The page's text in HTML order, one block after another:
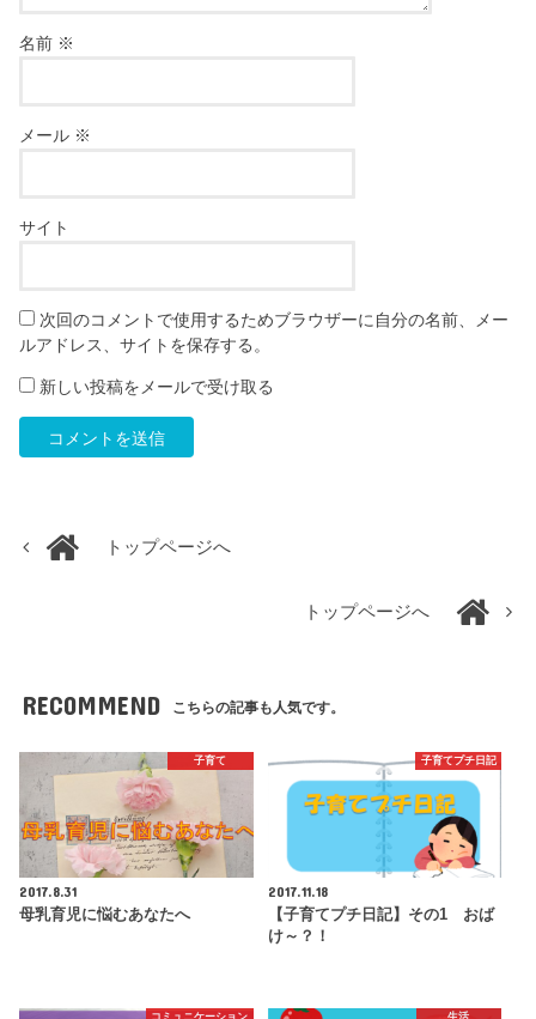
名前 ※
メール ※
サイト
次回のコメントで使用するためブラウザーに自分の名前、メー
ルアドレス、サイトを保存する。
新しい投稿をメールで受け取る
トップページへ
トップページへ
RECOMMEND こちらの記事も人気です。
子育て
2017.8.31
母乳育児に悩むあなたへ
子育てプチ日記
2017.11.18
【子育てプチ日記】その1 おば
け～？！
コミュニケーション 生活